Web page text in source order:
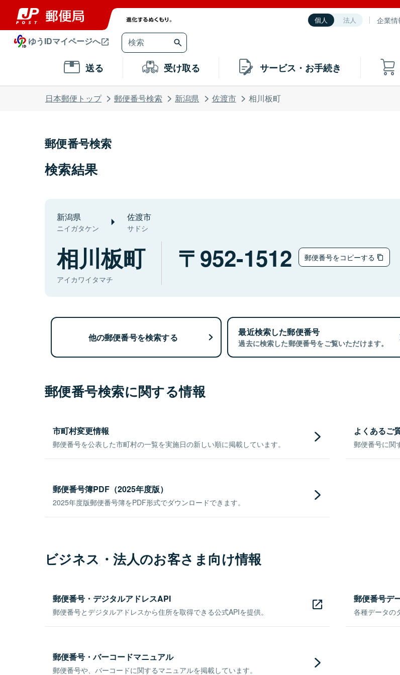
個人 法人 企業情
ゆうIDマイページへ
送る 受け取る サービス・お手続き
日本郵便トップ 郵便番号検索 新潟県 佐渡市 相川板町
郵便番号検索
検索結果
新潟県
ニイガタケン
佐渡市
サドシ
相川板町
アイカワイタマチ
952-1512 郵便番号をコピーする
他の郵便番号を検索する 最近検索した郵便番号
過去に検索した郵便番号をご覧いただけます。
郵便番号検索に関する情報
市町村変更情報
郵便番号を公表した市町村の一覧を実施日の新しい順に掲載しています。
よくあるご
郵便番号に関
郵便番号簿PDF（2025年度版）
2025年度版郵便番号簿をPDF形式でダウンロードできます。
ビジネス・法人のお客さま向け情報
郵便番号・デジタルアドレスAPI
郵便番号とデジタルアドレスから住所を取得できる公式APIを提供。
郵便番号デ
各種データの
郵便番号・バーコードマニュアル
郵便番号や、バーコードに関するマニュアルを掲載しています。